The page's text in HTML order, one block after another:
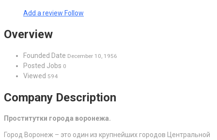
Add a review Follow
Overview
Founded Date December 10, 1956
Posted Jobs 0
Viewed 594
Company Description
Проститутки города воронежа.
Город Воронеж – это один из крупнейших городов Центральной